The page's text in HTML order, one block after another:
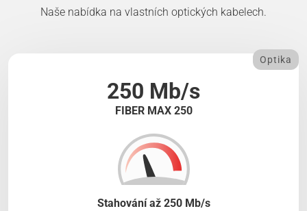
Naše nabídka na vlastních optických kabelech.
250 Mb/s
FIBER MAX 250
Optika
Stahování až 250 Mb/s